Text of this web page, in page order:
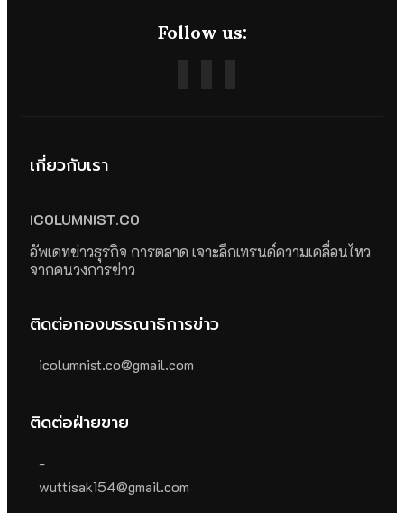
Follow us:
เกี่ยวกับเรา
ICOLUMNIST.CO
อัพเดทข่าวธุรกิจ การตลาด เจาะลึกเทรนด์ความเคลื่อนไหว
จากคนวงการข่าว
ติดต่อกองบรรณาธิการข่าว
icolumnist.co@gmail.com
ติดต่อฝ่ายขาย
-
wuttisak154@gmail.com